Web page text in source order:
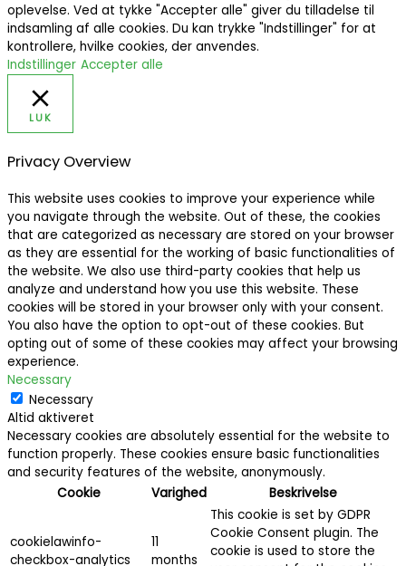
oplevelse. Ved at tykke "Accepter alle" giver du tilladelse til
indsamling af alle cookies. Du kan trykke "Indstillinger" for at
kontrollere, hvilke cookies, der anvendes.
Indstillinger Accepter alle
LUK
Privacy Overview
This website uses cookies to improve your experience while
you navigate through the website. Out of these, the cookies
that are categorized as necessary are stored on your browser
as they are essential for the working of basic functionalities of
the website. We also use third-party cookies that help us
analyze and understand how you use this website. These
cookies will be stored in your browser only with your consent.
You also have the option to opt-out of these cookies. But
opting out of some of these cookies may affect your browsing
experience.
Necessary
Necessary
Altid aktiveret
Necessary cookies are absolutely essential for the website to
function properly. These cookies ensure basic functionalities
and security features of the website, anonymously.
Cookie
Varighed Beskrivelse
cookielawinfo-
checkbox-analytics
11
months
This cookie is set by GDPR
Cookie Consent plugin. The
cookie is used to store the